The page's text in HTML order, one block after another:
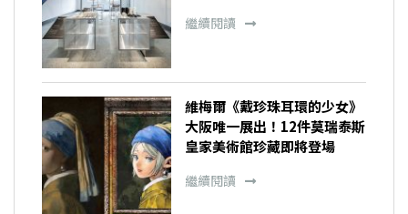
繼續閱讀
維梅爾《戴珍珠耳環的少女》
大阪唯一展出！12件莫瑞泰斯
皇家美術館珍藏即將登場
繼續閱讀